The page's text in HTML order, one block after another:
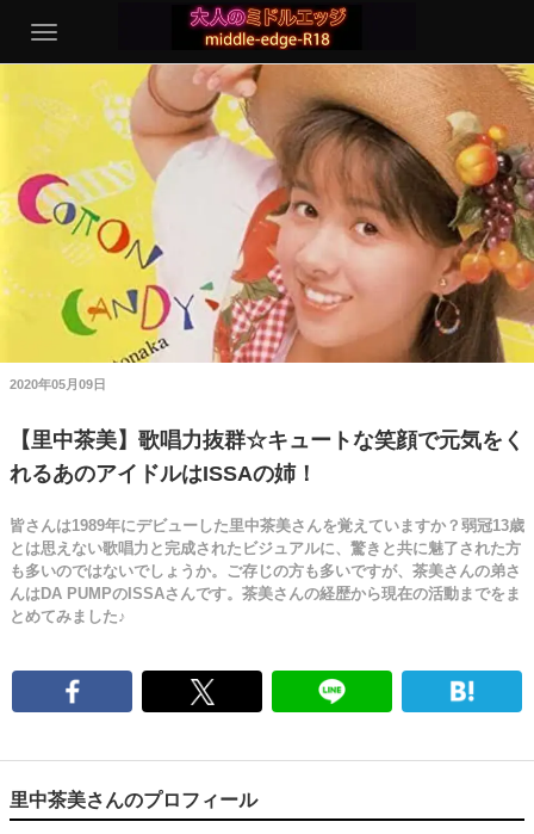
2020年05月09日
【里中茶美】歌唱力抜群☆キュートな笑顔で元気をく
れるあのアイドルはISSAの姉！
皆さんは1989年にデビューした里中茶美さんを覚えていますか？弱冠13歳
とは思えない歌唱力と完成されたビジュアルに、驚きと共に魅了された方
も多いのではないでしょうか。ご存じの方も多いですが、茶美さんの弟さ
んはDA PUMPのISSAさんです。茶美さんの経歴から現在の活動までをま
とめてみました♪
里中茶美さんのプロフィール